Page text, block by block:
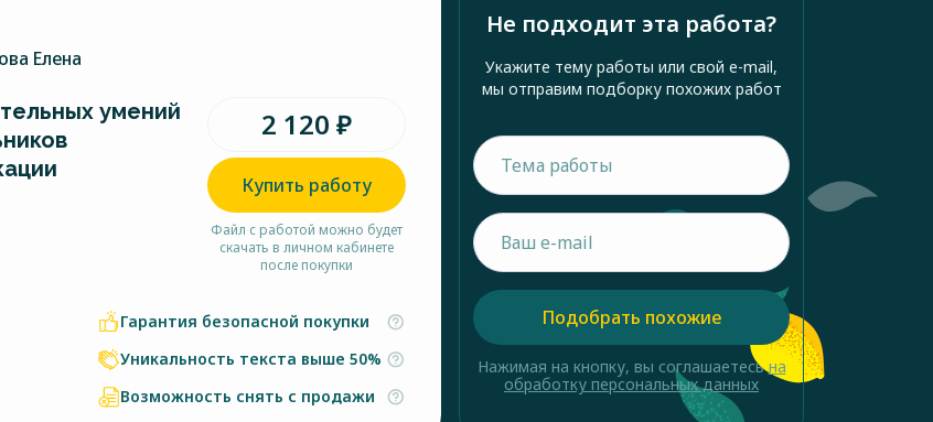
Елена
умений
2 120 ₽
Купить работу
Файл с работой можно будет
скачать в личном кабинете
после покупки
Гарантия безопасной покупки
Уникальность текста выше 50%
Возможность снять с продажи
Не подходит эта работа?
Укажите тему работы или свой e-mail,
мы отправим подборку похожих работ
Подобрать похожие
Нажимая на кнопку, вы соглашаетесьна
обработку персональных данных